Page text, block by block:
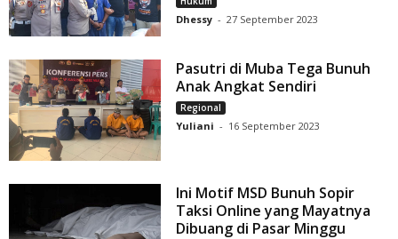
Dhessy - 27 September 2023
Pasutri di Muba Tega Bunuh
Anak Angkat Sendiri
Regional
Yuliani - 16 September 2023
Ini Motif MSD Bunuh Sopir
Taksi Online yang Mayatnya
Dibuang di Pasar Minggu